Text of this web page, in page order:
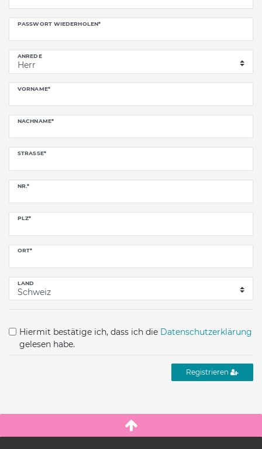
PASSWORT WIEDERHOLEN*
ANREDE
VORNAME*
NACHNAME*
STRASSE*
NR.*
PLZ*
ORT*
LAND
Hiermit bestätige ich, dass ich die Daten­schutz­erklärung
gelesen habe.
Registrieren